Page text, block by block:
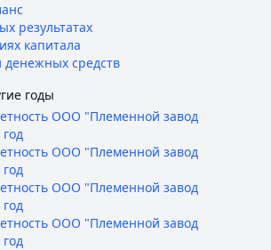
результатах
капитала
средств
годы
ООО "Племенной завод
ООО "Племенной завод
ООО "Племенной завод
ООО "Племенной завод